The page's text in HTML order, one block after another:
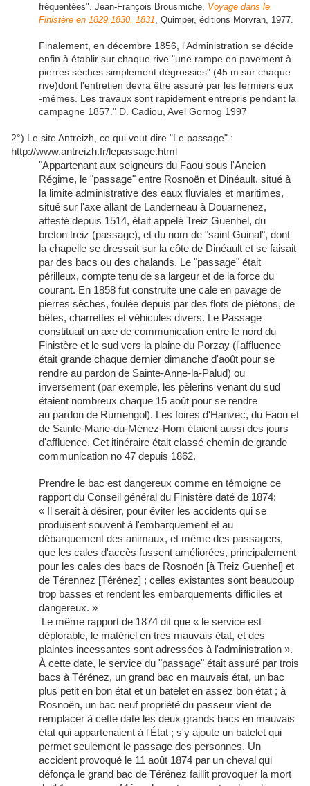
fréquentées". Jean-François Brousmiche, Voyage dans le
Finistère en 1829,1830, 1831, Quimper, éditions Morvran, 1977.
Finalement, en décembre 1856, l'Administration se décide
enfin à établir sur chaque rive "une rampe en pavement à
pierres sèches simplement dégrossies" (45 m sur chaque
rive)dont l'entretien devra être assuré par les fermiers eux
-mêmes. Les travaux sont rapidement entrepris pendant la
campagne 1857." D. Cadiou, Avel Gornog 1997
2°) Le site Antreizh, ce qui veut dire "Le passage" :
http://www.antreizh.fr/lepassage.html
"Appartenant aux seigneurs du Faou sous l'Ancien
Régime, le "passage" entre Rosnoën et Dinéault, situé à
la limite administrative des eaux fluviales et maritimes,
situé sur l'axe allant de Landerneau à Douarnenez,
attesté depuis 1514, était appelé Treiz Guenhel, du
breton treiz (passage), et du nom de "saint Guinal", dont
la chapelle se dressait sur la côte de Dinéault et se faisait
par des bacs ou des chalands. Le "passage" était
périlleux, compte tenu de sa largeur et de la force du
courant. En 1858 fut construite une cale en pavage de
pierres sèches, foulée depuis par des flots de piétons, de
bêtes, charrettes et véhicules divers. Le Passage
constituait un axe de communication entre le nord du
Finistère et le sud vers la plaine du Porzay (l'affluence
était grande chaque dernier dimanche d'août pour se
rendre au pardon de Sainte-Anne-la-Palud) ou
inversement (par exemple, les pèlerins venant du sud
étaient nombreux chaque 15 août pour se rendre
au pardon de Rumengol). Les foires d'Hanvec, du Faou et
de Sainte-Marie-du-Ménez-Hom étaient aussi des jours
d'affluence. Cet itinéraire était classé chemin de grande
communication no 47 depuis 1862.
Prendre le bac est dangereux comme en témoigne ce
rapport du Conseil général du Finistère daté de 1874:
« Il serait à désirer, pour éviter les accidents qui se
produisent souvent à l'embarquement et au
débarquement des animaux, et même des passagers,
que les cales d'accès fussent améliorées, principalement
pour les cales des bacs de Rosnoën [à Treiz Guenhel] et
de Térennez [Térénez] ; celles existantes sont beaucoup
trop basses et rendent les embarquements difficiles et
dangereux. »
Le même rapport de 1874 dit que « le service est
déplorable, le matériel en très mauvais état, et des
plaintes incessantes sont adressées à l'administration ».
À cette date, le service du "passage" était assuré par trois
bacs à Térénez, un grand bac en mauvais état, un bac
plus petit en bon état et un batelet en assez bon état ; à
Rosnoën, un bac neuf propriété du passeur vient de
remplacer à cette date les deux grands bacs en mauvais
état qui appartenaient à l'État ; s'y ajoute un batelet qui
permet seulement le passage des personnes. Un
accident provoqué le 11 août 1874 par un cheval qui
défonça le grand bac de Térénez faillit provoquer la mort